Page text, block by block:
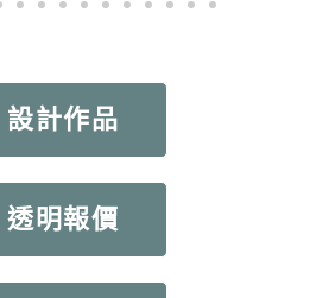
設計作品
透明報價